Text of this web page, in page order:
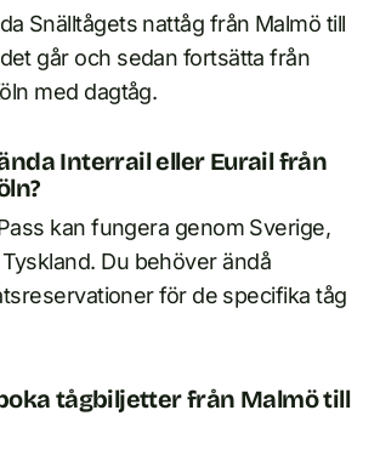
Snälltågets nattåg från Malmö till
går och sedan fortsätta från
med dagtåg.
Interrail eller Eurail från
kan fungera genom Sverige,
Du behöver ändå
för de specifika tåg
tågbiljetter från Malmö till